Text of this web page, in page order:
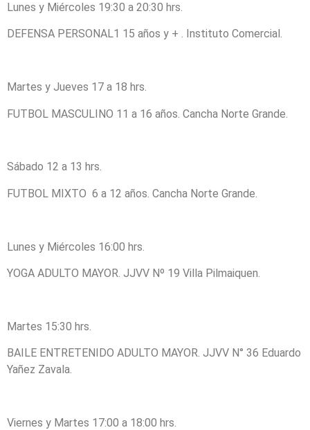
Lunes y Miércoles 19:30 a 20:30 hrs.
DEFENSA PERSONAL1 15 años y + . Instituto Comercial.
Martes y Jueves 17 a 18 hrs.
FUTBOL MASCULINO 11 a 16 años. Cancha Norte Grande.
Sábado 12 a 13 hrs.
FUTBOL MIXTO 6 a 12 años. Cancha Norte Grande.
Lunes y Miércoles 16:00 hrs.
YOGA ADULTO MAYOR. JJVV Nº 19 Villa Pilmaiquen.
Martes 15:30 hrs.
BAILE ENTRETENIDO ADULTO MAYOR. JJVV N° 36 Eduardo
Yañez Zavala.
Viernes y Martes 17:00 a 18:00 hrs.